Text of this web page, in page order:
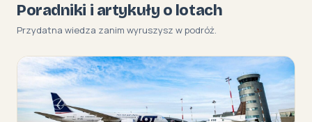
Poradniki i artykuły o lotach
Przydatna wiedza zanim wyruszysz w podróż.